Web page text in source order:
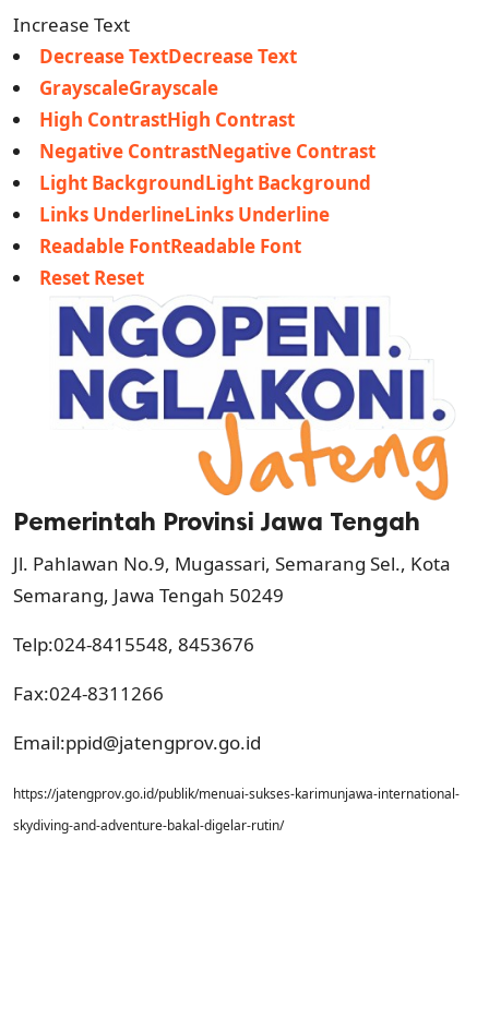
Increase Text
Decrease TextDecrease Text
GrayscaleGrayscale
High ContrastHigh Contrast
Negative ContrastNegative Contrast
Light BackgroundLight Background
Links UnderlineLinks Underline
Readable FontReadable Font
Reset Reset
Pemerintah Provinsi Jawa Tengah
Jl. Pahlawan No.9, Mugassari, Semarang Sel., Kota
Semarang, Jawa Tengah 50249
Telp:024-8415548, 8453676
Fax:024-8311266
Email:ppid@jatengprov.go.id
https://jatengprov.go.id/publik/menuai-sukses-karimunjawa-international-
skydiving-and-adventure-bakal-digelar-rutin/